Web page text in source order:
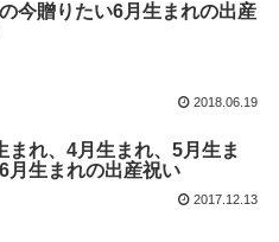
今贈りたい6月生まれの出産
2018.06.19
まれ、4月生まれ、5月生ま
月生まれの出産祝い
2017.12.13